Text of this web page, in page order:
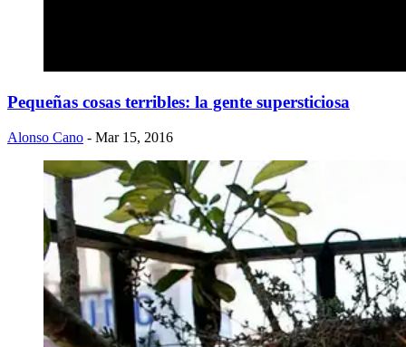
Pequeñas cosas terribles: la gente supersticiosa
Alonso Cano - Mar 15, 2016